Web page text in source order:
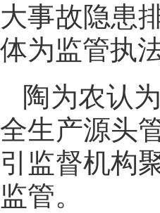
大事故隐患
体为监管执
陶为农认
全生产源头
引监督机构
监管。